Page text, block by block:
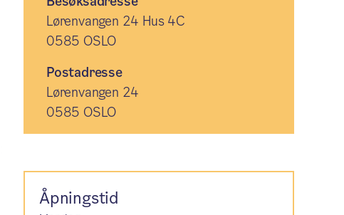
Lørenvangen 24 Hus 4C
0585 OSLO
Postadresse
Lørenvangen 24
0585 OSLO
Åpningstid